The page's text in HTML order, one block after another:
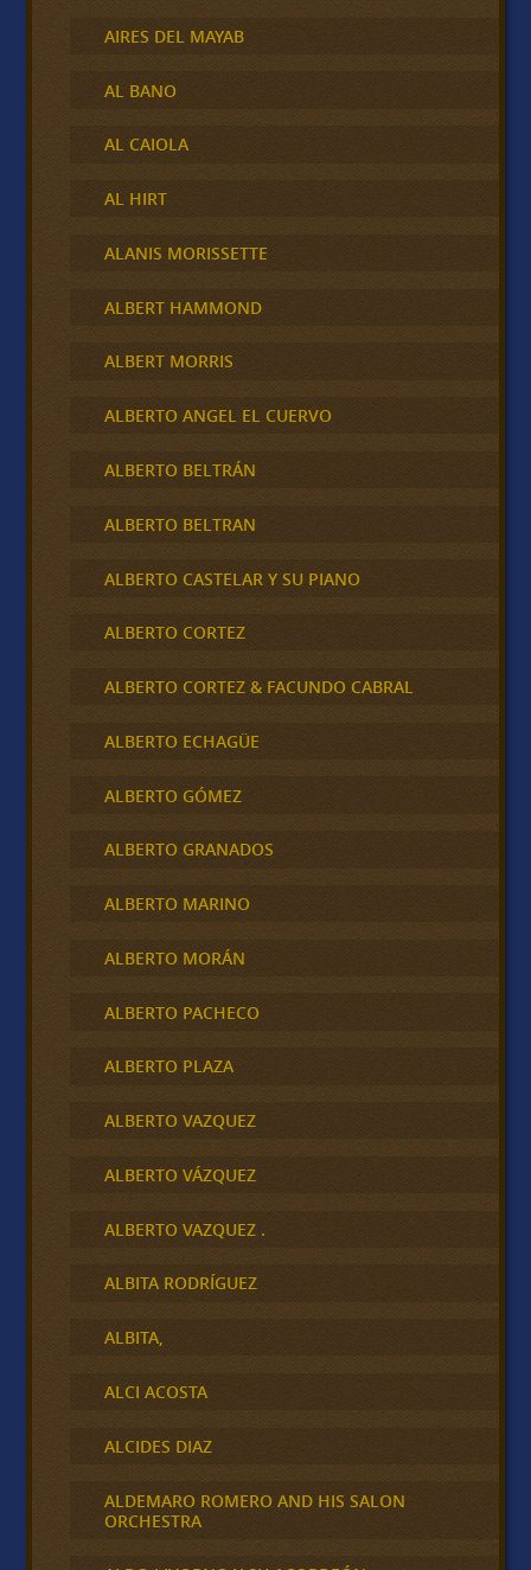
AIRES DEL MAYAB
AL BANO
AL CAIOLA
AL HIRT
ALANIS MORISSETTE
ALBERT HAMMOND
ALBERT MORRIS
ALBERTO ANGEL EL CUERVO
ALBERTO BELTRÁN
ALBERTO BELTRAN
ALBERTO CASTELAR Y SU PIANO
ALBERTO CORTEZ
ALBERTO CORTEZ & FACUNDO CABRAL
ALBERTO ECHAGÜE
ALBERTO GÓMEZ
ALBERTO GRANADOS
ALBERTO MARINO
ALBERTO MORÁN
ALBERTO PACHECO
ALBERTO PLAZA
ALBERTO VAZQUEZ
ALBERTO VÁZQUEZ
ALBERTO VAZQUEZ .
ALBITA RODRÍGUEZ
ALBITA,
ALCI ACOSTA
ALCIDES DIAZ
ALDEMARO ROMERO AND HIS SALON
ORCHESTRA